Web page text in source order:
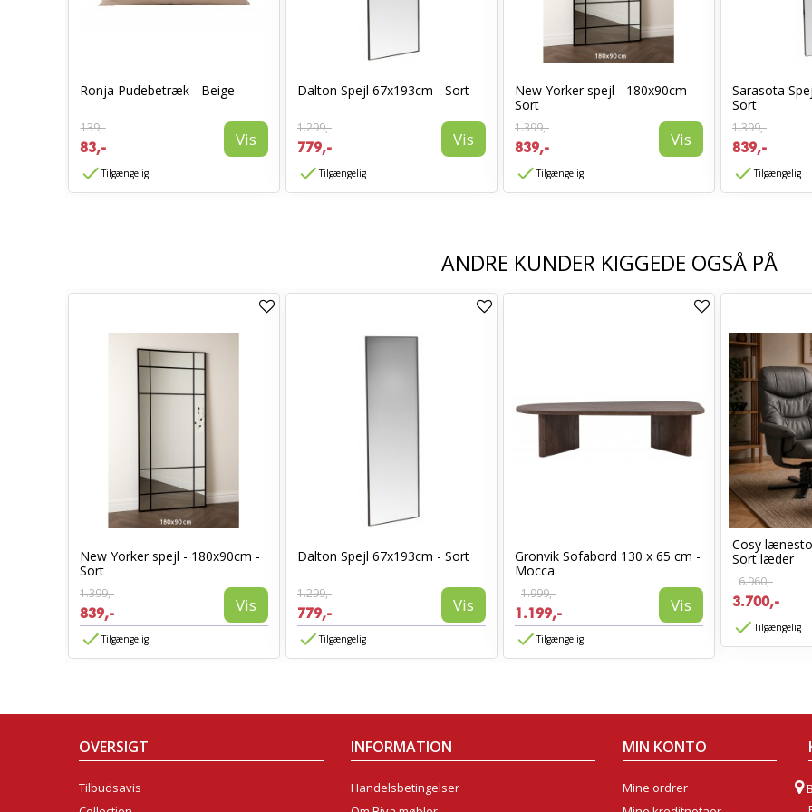
Ronja Pudebetræk - Beige
139,-
83,- Vis
Tilgængelig
Dalton Spejl 67x193cm - Sort
1.299,-
779,- Vis
Tilgængelig
New Yorker spejl - 180x90cm -
Sort
1.399,-
839,- Vis
Tilgængelig
Sarasota
Sort
1.399,-
839,-
Tilgængelig
ANDRE KUNDER KIGGEDE OGSÅ PÅ
New Yorker spejl - 180x90cm -
Sort
1.399,-
839,- Vis
Tilgængelig
Dalton Spejl 67x193cm - Sort
1.299,-
779,- Vis
Tilgængelig
Gronvik Sofabord 130 x 65 cm -
Mocca
1.999,-
1.199,- Vis
Tilgængelig
Cosy
Sort læder
6.960,-
3.700,-
Tilgængelig
OVERSIGT
Tilbudsavis
INFORMATION
Handelsbetingelser
MIN KONTO
Mine ordrer